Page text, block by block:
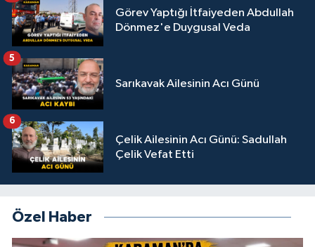
Görev Yaptığı İtfaiyeden Abdullah
Dönmez'e Duygusal Veda
Sarıkavak Ailesinin Acı Günü
5
Çelik Ailesinin Acı Günü: Sadullah
Çelik Vefat Etti
6
Özel Haber